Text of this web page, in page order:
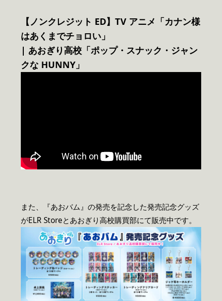
【ノンクレジット ED】TV アニメ「カナン様
はあくまでチョロい」
| あおぎり高校「ポップ・スナック・ジャン
クな HUNNY」
また、『あおバム』の発売を記念した発売記念グッズ
がELR Storeとあおぎり高校購買部にて販売中です。